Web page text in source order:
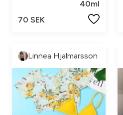
40ml
70 SEK
Linnea Hjalmarsson